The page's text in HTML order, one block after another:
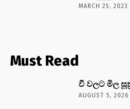
MARCH 25, 2023
Must Read
වී වලට මිල
AUGUST 5, 2026